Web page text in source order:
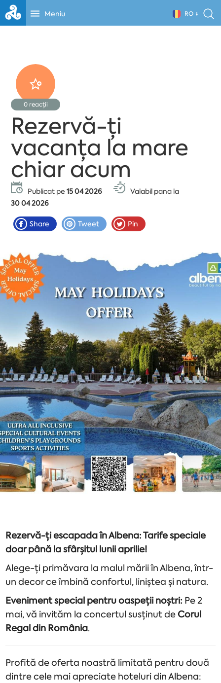
Meniu RO
0reacții
Rezervă-ți
vacanța la mare
chiar acum
Publicat pe15 04 2026
Valabil pana la
30 04 2026
Share Tweet Pin
Rezervă-ți escapada în Albena: Tarife speciale
doar până la sfârșitul lunii aprilie!
Alege-ți primăvara la malul mării în Albena, într-
un decor ce îmbină confortul, liniștea și natura.
Eveniment special pentru oaspeții noștri: Pe 2
mai, vă invităm la concertul susținut deCorul
Regal din România.
Profită de oferta noastră limitată pentru două
dintre cele mai apreciate hoteluri din Albena: